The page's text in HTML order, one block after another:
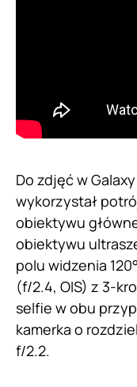
Do zdjęć w
wykorzystał
obiektywu
obiektywu
polu widzenia
(f/2.4, OIS) z 3-
selfie w obu
kamerka o
f/2.2.